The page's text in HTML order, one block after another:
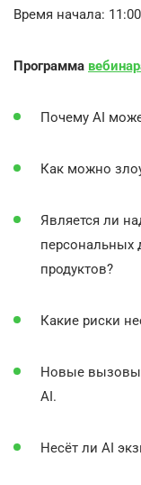
Время начала: 11:00
Программа
Почему AI
Как можно
Является ли
персональных
продуктов?
Какие риски
Новые вызовы
AI.
Несёт ли AI